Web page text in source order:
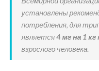
установлены
потребления, для
является4 мг на 1
взрослого человека.